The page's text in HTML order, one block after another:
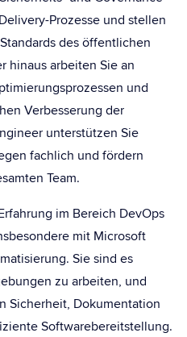
Prozesse und stellen
des öffentlichen
hinaus arbeiten Sie an
und
Verbesserung der
unterstützen Sie
fachlich und fördern
Team.
im Bereich DevOps
mit Microsoft
Sie sind es
zu arbeiten, und
Sicherheit, Dokumentation
Softwarebereitstellung.